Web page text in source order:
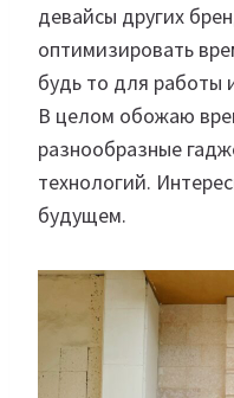
девайсы других
оптимизировать
будь то для работы
В целом обожаю
разнообразные
технологий.
будущем.